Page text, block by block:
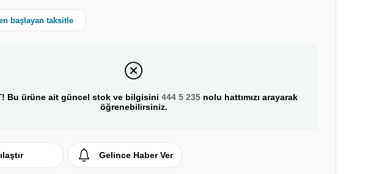
başlayan taksitle
Bu ürüne ait güncel stok ve bilgisini 444 5 235nolu hattımızı arayarak
öğrenebilirsiniz.
Gelince Haber Ver